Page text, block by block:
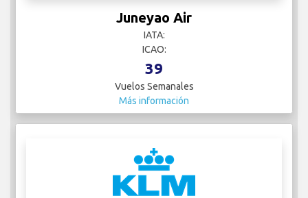
Juneyao Air
IATA:
ICAO:
39
Vuelos Semanales
Más información